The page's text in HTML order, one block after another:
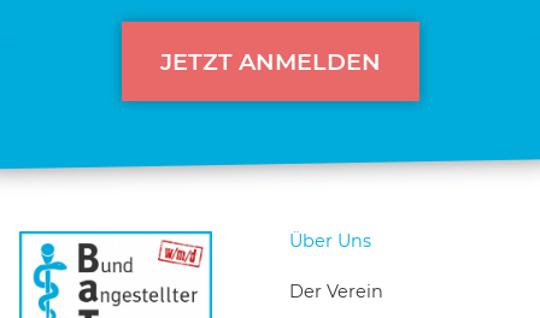
JETZT ANMELDEN
Über Uns
Der Verein